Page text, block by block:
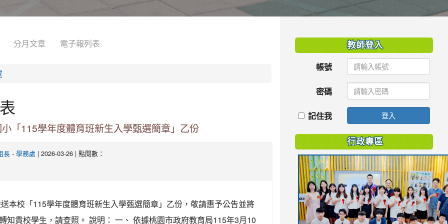
分月文章 電子報列表
「115學年度體育班新生入學甄選簡章」乙份
長 - 學務處 | 2026-03-26 | 點閱數：
本校「115學年度體育班新生入學甄選簡章」乙份，敬請惠予公告並將
知貴校學生，請查照。 說明： 一、 依據桃園市政府教育局115年3月10
教師登入
帳號
密碼
記住我 登入
行政專區